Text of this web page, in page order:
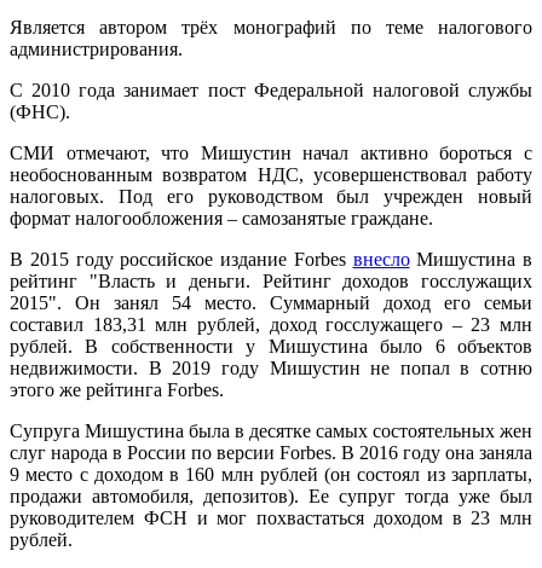
Является автором трёх монографий по теме налогового
администрирования.
С 2010 года занимает пост Федеральной налоговой службы
(ФНС).
СМИ отмечают, что Мишустин начал активно бороться с
необоснованным возвратом НДС, усовершенствовал работу
налоговых. Под его руководством был учрежден новый
формат налогообложения – самозанятые граждане.
В 2015 году российское издание Forbes внеслоМишустина в
рейтинг "Власть и деньги. Рейтинг доходов госслужащих
2015". Он занял 54 место. Суммарный доход его семьи
составил 183,31 млн рублей, доход госслужащего – 23 млн
рублей. В собственности у Мишустина было 6 объектов
недвижимости. В 2019 году Мишустин не попал в сотню
этого же рейтинга Forbes.
Супруга Мишустина была в десятке самых состоятельных жен
слуг народа в России по версии Forbes. В 2016 году она заняла
9 место с доходом в 160 млн рублей (он состоял из зарплаты,
продажи автомобиля, депозитов). Ее супруг тогда уже был
руководителем ФСН и мог похвастаться доходом в 23 млн
рублей.